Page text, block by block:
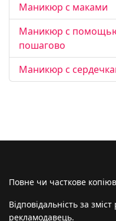
Маникюр с маками
Маникюр с помощью
пошагово
Маникюр с
Повне чи часткове
Відповідальність за
рекламодавець.